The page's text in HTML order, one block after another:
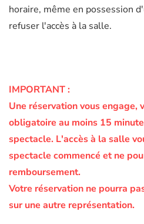
horaire, même en possession
refuser l'accès à la salle.
IMPORTANT :
Une réservation vous engage,
obligatoire au moins 15
spectacle. L'accès à la salle
spectacle commencé et ne
remboursement.
Votre réservation ne pourra
sur une autre représentation.